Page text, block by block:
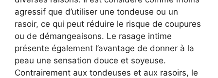
agressif que d’utiliser une tondeuse ou un
rasoir, ce qui peut réduire le risque de coupures
ou de démangeaisons. Le rasage intime
présente également l’avantage de donner à la
peau une sensation douce et soyeuse.
Contrairement aux tondeuses et aux rasoirs, le